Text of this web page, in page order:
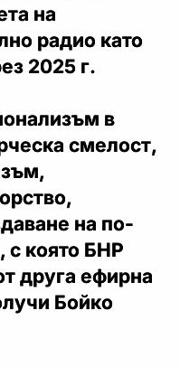
на
радио като
2025 г.
в
смелост,
на по-
с която БНР
друга ефирна
Бойко